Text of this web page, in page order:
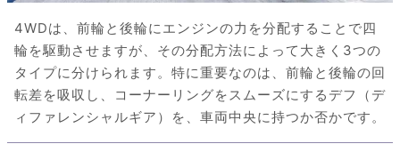
4WDは、前輪と後輪にエンジンの力を分配することで四
輪を駆動させますが、その分配方法によって大きく3つの
タイプに分けられます。特に重要なのは、前輪と後輪の回
転差を吸収し、コーナーリングをスムーズにするデフ（デ
ィファレンシャルギア）を、車両中央に持つか否かです。